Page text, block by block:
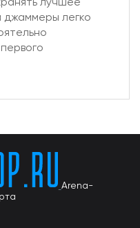
джаммеры легко
Arena-